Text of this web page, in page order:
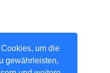
um die
gewährleisten,